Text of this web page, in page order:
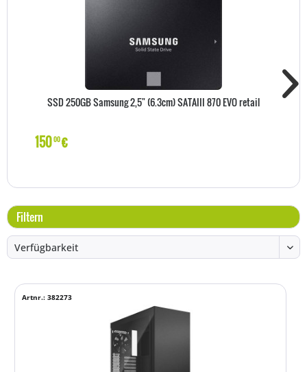
SSD 250GB Samsung 2,5" (6.3cm) SATAIII 870 EVO retail
15000€
Filtern
Artnr.: 382273